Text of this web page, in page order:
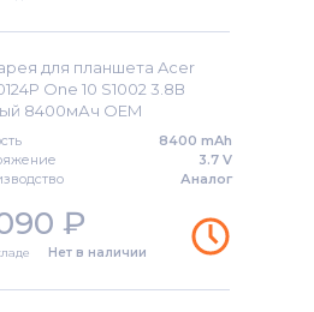
планшетов
планшетовAcer
планшетов
для планшетовAsus
для планшета Acer
One 10 S1002 3.8В
8400мАч OEM
8400 mAh
3.7 V
Аналог
₽
Нет в наличии